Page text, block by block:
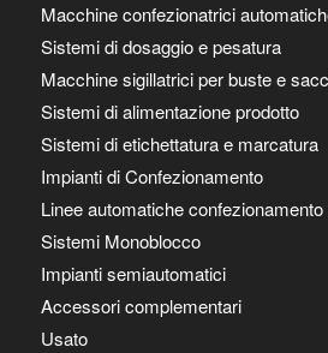
Macchine confezionatrici
Sistemi di dosaggio e pesatura
Macchine sigillatrici per buste e
Sistemi di alimentazione prodotto
Sistemi di etichettatura e marcatura
Impianti di Confezionamento
Linee automatiche
Sistemi Monoblocco
Impianti semiautomatici
Accessori complementari
Usato